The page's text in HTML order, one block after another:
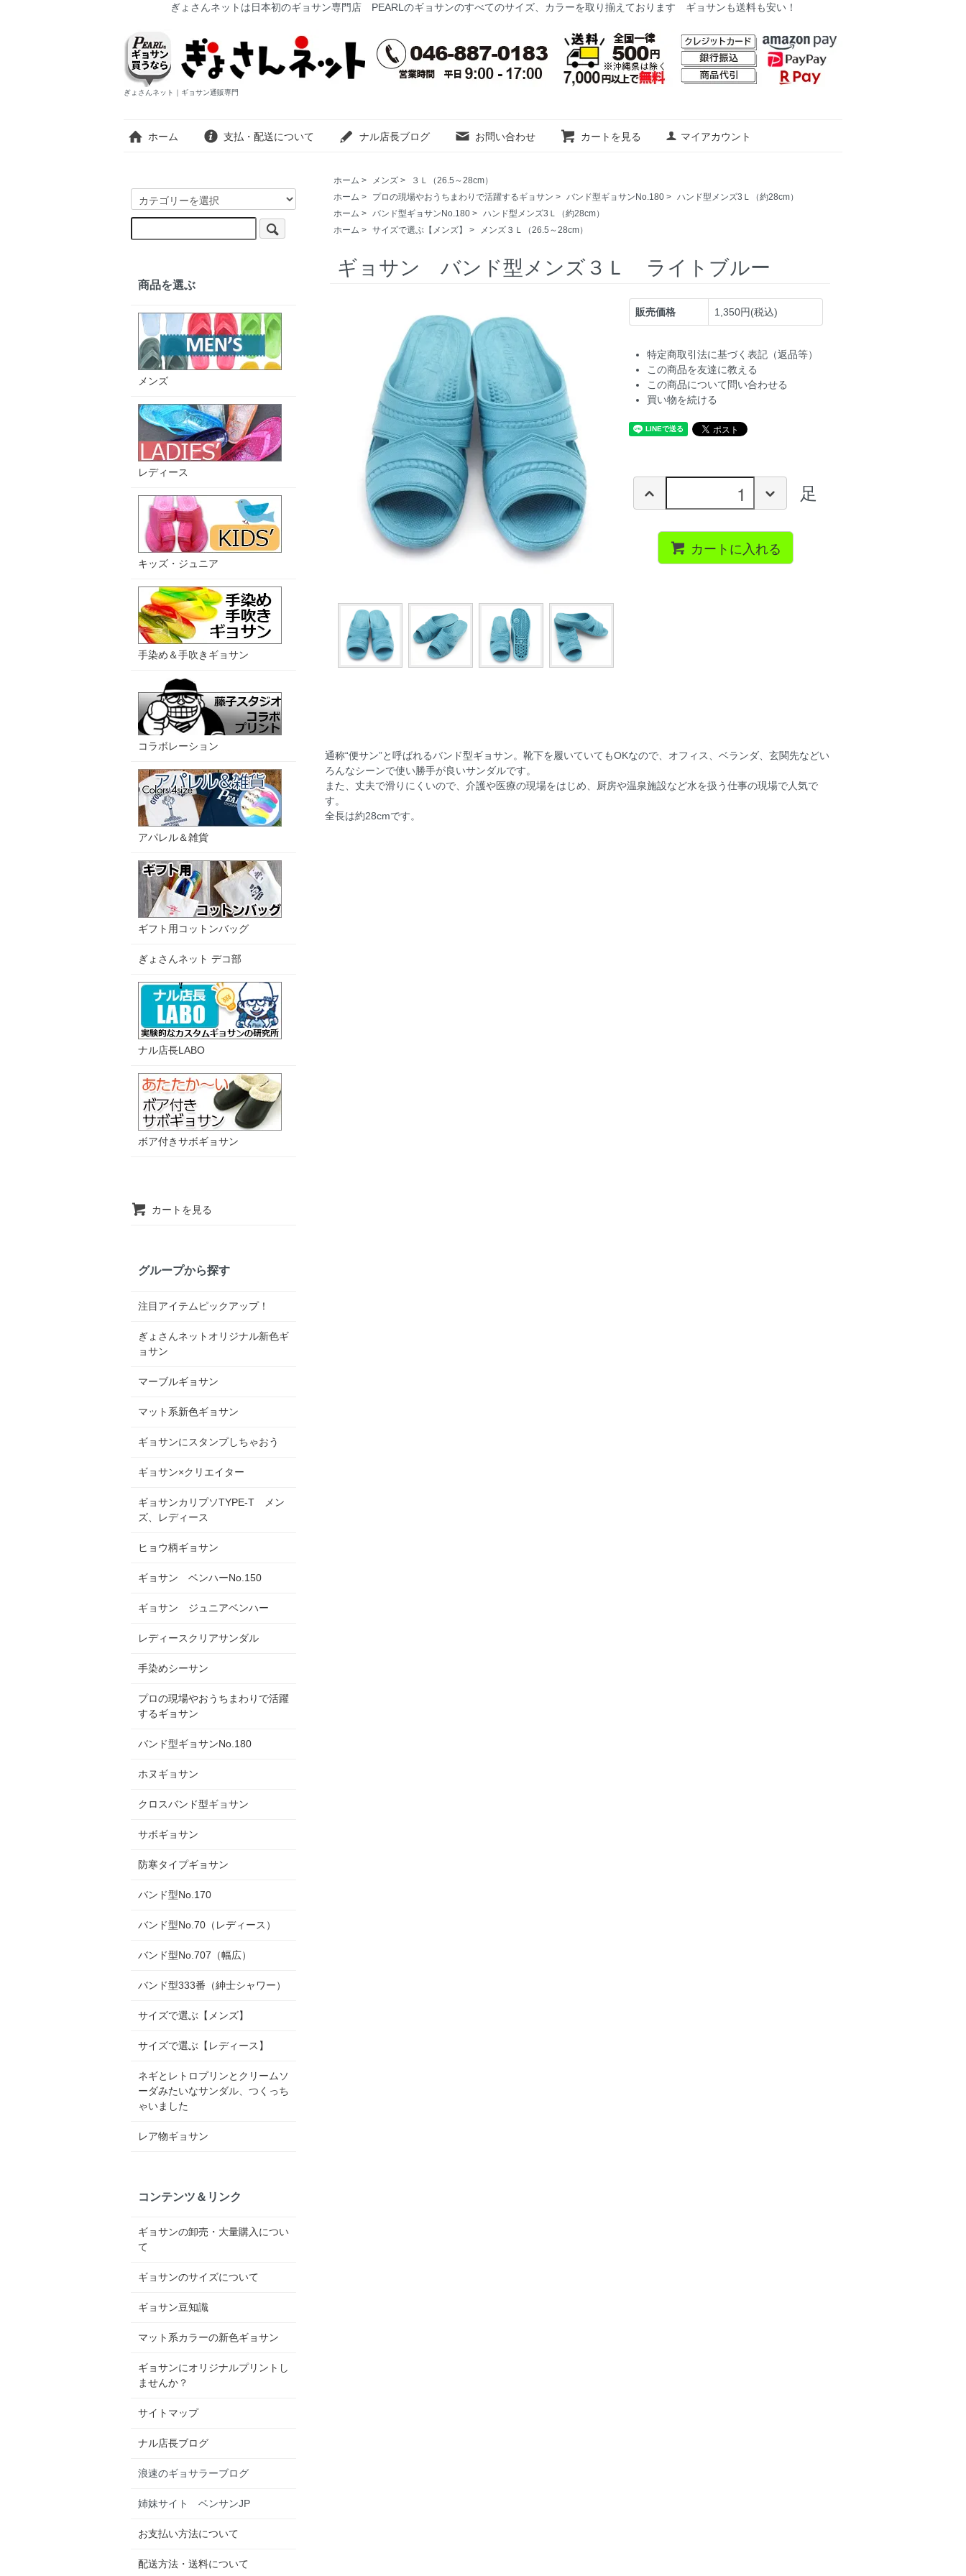
ぎょさんネットは日本初のギョサン専門店 PEARLのギョサンのすべてのサイズ、カラーを取り揃えております ギョサンも送料も安い！
ぎょさんネット｜ギョサン通販専門
ホーム 支払・配送について ナル店長ブログ お問い合わせ カートを見る マイアカウント
ホーム > メンズ >
３Ｌ（26.5～28cm）
ホーム > プロの現場やおうちまわりで活躍するギョサン > バンド型ギョサンNo.180 > ハンド型メンズ3Ｌ（約28cm）
ホーム > バンド型ギョサンNo.180 > ハンド型メンズ3Ｌ（約28cm）
ホーム > サイズで選ぶ【メンズ】 > メンズ３Ｌ（26.5～28cm）
ギョサン バンド型メンズ３Ｌ ライトブルー
販売価格 1,350円(税込)
特定商取引法に基づく表記（返品等）
この商品を友達に教える
この商品について問い合わせる
買い物を続ける
足
カートに入れる
通称“便サン”と呼ばれるバンド型ギョサン。靴下を履いていてもOKなので、オフィス、ベランダ、玄関先などい
ろんなシーンで使い勝手が良いサンダルです。
また、丈夫で滑りにくいので、介護や医療の現場をはじめ、厨房や温泉施設など水を扱う仕事の現場で人気で
す。
全長は約28cmです。
商品を選ぶ
メンズ
レディース
キッズ・ジュニア
手染め＆手吹きギョサン
コラボレーション
アパレル＆雑貨
ギフト用コットンバッグ
ぎょさんネット デコ部
ナル店長LABO
ボア付きサボギョサン
カートを見る
グループから探す
注目アイテムピックアップ！
ぎょさんネットオリジナル新色ギ
ョサン
マーブルギョサン
マット系新色ギョサン
ギョサンにスタンプしちゃおう
ギョサン×クリエイター
ギョサンカリプソTYPE-T メン
ズ、レディース
ヒョウ柄ギョサン
ギョサン ベンハーNo.150
ギョサン ジュニアベンハー
レディースクリアサンダル
手染めシーサン
プロの現場やおうちまわりで活躍
するギョサン
バンド型ギョサンNo.180
ホヌギョサン
クロスバンド型ギョサン
サボギョサン
防寒タイプギョサン
バンド型No.170
バンド型No.70（レディース）
バンド型No.707（幅広）
バンド型333番（紳士シャワー）
サイズで選ぶ【メンズ】
サイズで選ぶ【レディース】
ネギとレトロプリンとクリームソ
ーダみたいなサンダル、つくっち
ゃいました
レア物ギョサン
コンテンツ＆リンク
ギョサンの卸売・大量購入につい
て
ギョサンのサイズについて
ギョサン豆知識
マット系カラーの新色ギョサン
ギョサンにオリジナルプリントし
ませんか？
サイトマップ
ナル店長ブログ
浪速のギョサラーブログ
姉妹サイト ベンサンJP
お支払い方法について
配送方法・送料について